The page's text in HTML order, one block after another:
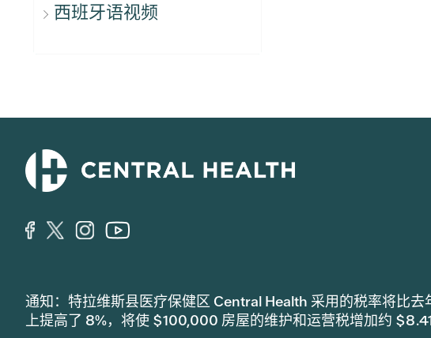
西班牙语视频
通知：特拉维斯县医疗保健区 Central Health 采用的税率将比
上提高了 8%，将使 $100,000 房屋的维护和运营税增加约